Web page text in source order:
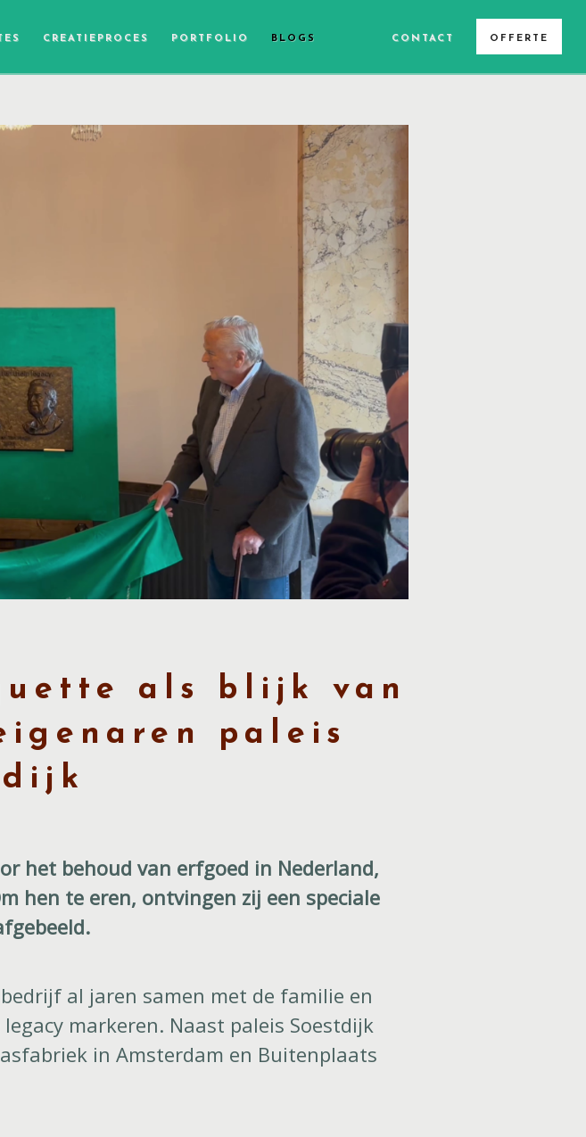
CREATIEPROCES PORTFOLIO BLOGS CONTACT OFFERTE
als blijk van
paleis
het behoud van erfgoed in Nederland,
hen te eren, ontvingen zij een speciale
al jaren samen met de familie en
markeren. Naast paleis Soestdijk
in Amsterdam en Buitenplaats